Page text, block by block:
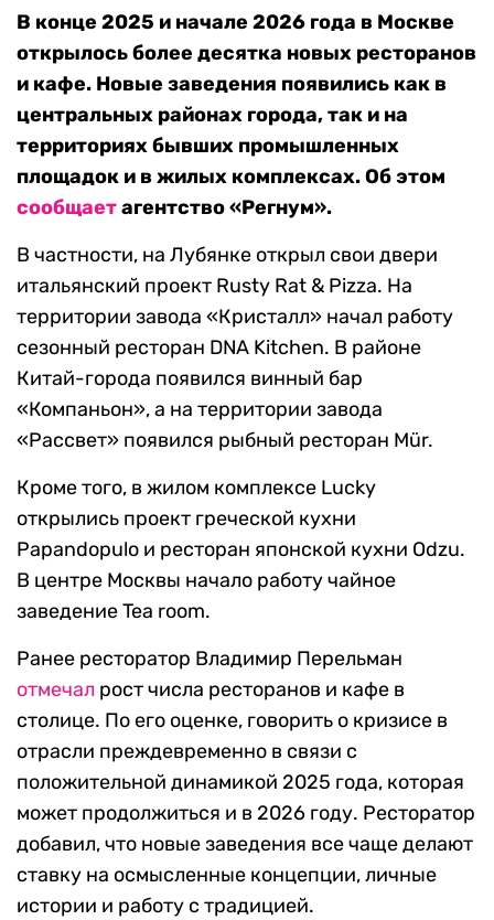
В конце 2025 и начале 2026 года в Москве
открылось более десятка новых ресторанов
и кафе. Новые заведения появились как в
центральных районах города, так и на
территориях бывших промышленных
площадок и в жилых комплексах. Об этом
сообщаетагентство «Регнум».
В частности, на Лубянке открыл свои двери
итальянский проект Rusty Rat & Pizza. На
территории завода «Кристалл» начал работу
сезонный ресторан DNA Kitchen. В районе
Китай-города появился винный бар
«Компаньон», а на территории завода
«Рассвет» появился рыбный ресторан Mür.
Кроме того, в жилом комплексе Lucky
открылись проект греческой кухни
Papandopulo и ресторан японской кухни Odzu.
В центре Москвы начало работу чайное
заведение Tea room.
Ранее ресторатор Владимир Перельман
отмечал рост числа ресторанов и кафе в
столице. По его оценке, говорить о кризисе в
отрасли преждевременно в связи с
положительной динамикой 2025 года, которая
может продолжиться и в 2026 году. Ресторатор
добавил, что новые заведения все чаще делают
ставку на осмысленные концепции, личные
истории и работу с традицией.